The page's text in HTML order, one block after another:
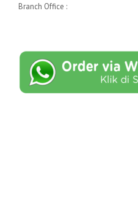
Branch Office :